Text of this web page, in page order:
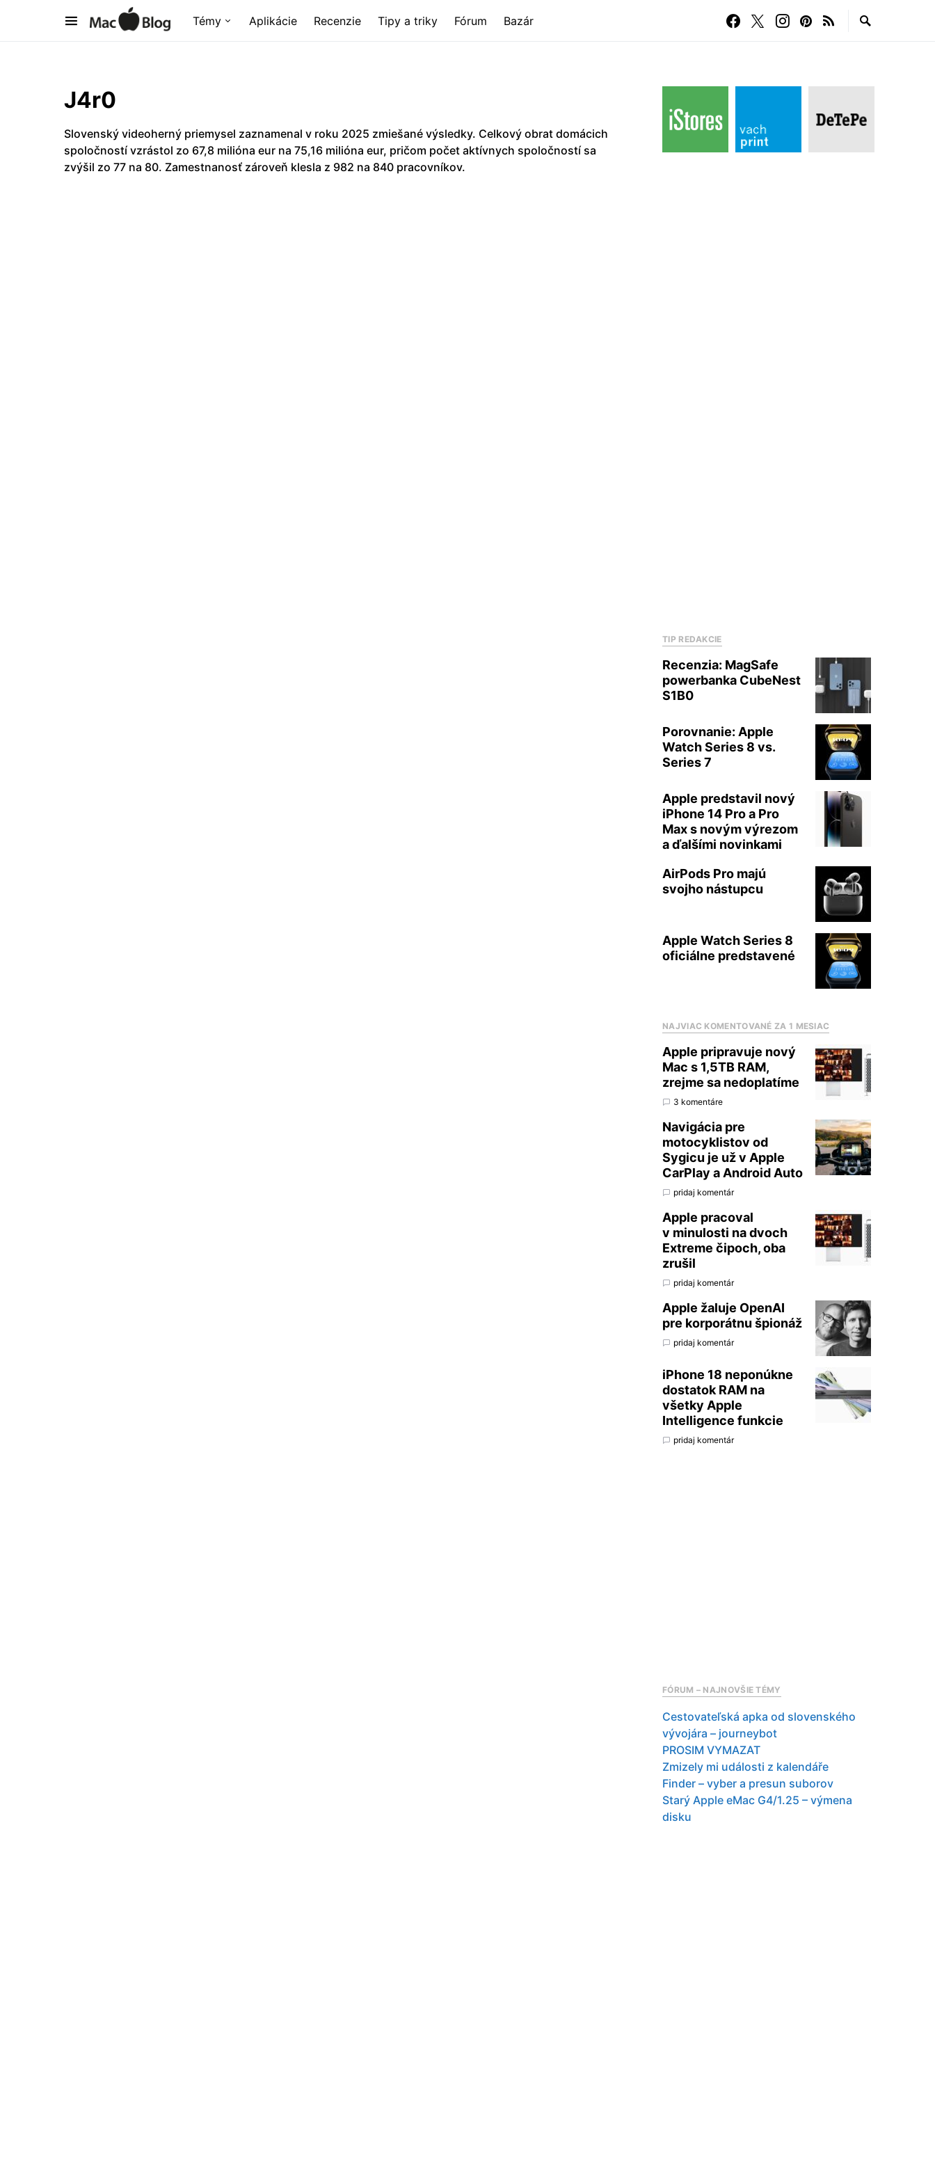
Témy Aplikácie Recenzie Tipy a triky Fórum Bazár
J4r0
Slovenský videoherný priemysel zaznamenal v roku 2025 zmiešané výsledky. Celkový obrat domácich
spoločností vzrástol zo 67,8 milióna eur na 75,16 milióna eur, pričom počet aktívnych spoločností sa
zvýšil zo 77 na 80. Zamestnanosť zároveň klesla z 982 na 840 pracovníkov.
TIP REDAKCIE
Recenzia: MagSafe
powerbanka CubeNest
S1B0
Porovnanie: Apple
Watch Series 8 vs.
Series 7
Apple predstavil nový
iPhone 14 Pro a Pro
Max s novým výrezom
a ďalšími novinkami
AirPods Pro majú
svojho nástupcu
Apple Watch Series 8
oficiálne predstavené
NAJVIAC KOMENTOVANÉ ZA 1 MESIAC
Apple pripravuje nový
Mac s 1,5TB RAM,
zrejme sa nedoplatíme
3 komentáre
Navigácia pre
motocyklistov od
Sygicu je už v Apple
CarPlay a Android Auto
pridaj komentár
Apple pracoval
v minulosti na dvoch
Extreme čipoch, oba
zrušil
pridaj komentár
Apple žaluje OpenAI
pre korporátnu špionáž
pridaj komentár
iPhone 18 neponúkne
dostatok RAM na
všetky Apple
Intelligence funkcie
pridaj komentár
FÓRUM – NAJNOVŠIE TÉMY
Cestovateľská apka od slovenského
vývojára – journeybot
PROSIM VYMAZAT
Zmizely mi události z kalendáře
Finder – vyber a presun suborov
Starý Apple eMac G4/1.25 – výmena
disku